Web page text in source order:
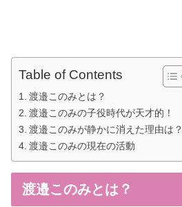
Table of Contents
渡邉このみとは？
渡邉このみの子役時代が天才的！
渡邉このみが静かに消えた理由は？
渡邉このみの現在の活動
渡邉このみとは？